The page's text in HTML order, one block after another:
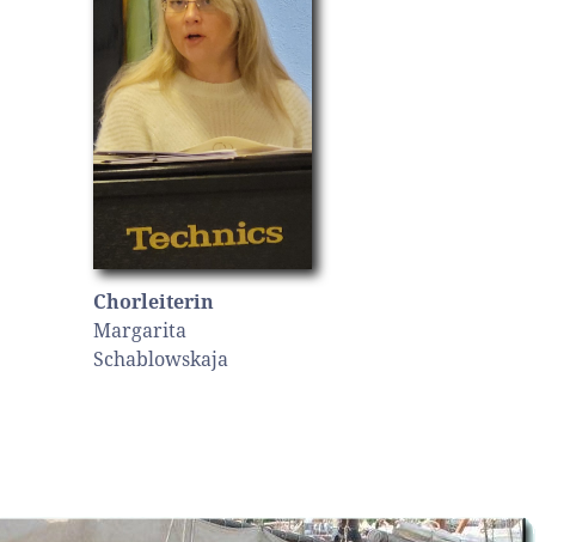
Chorleiterin
Margarita
Schablowskaja